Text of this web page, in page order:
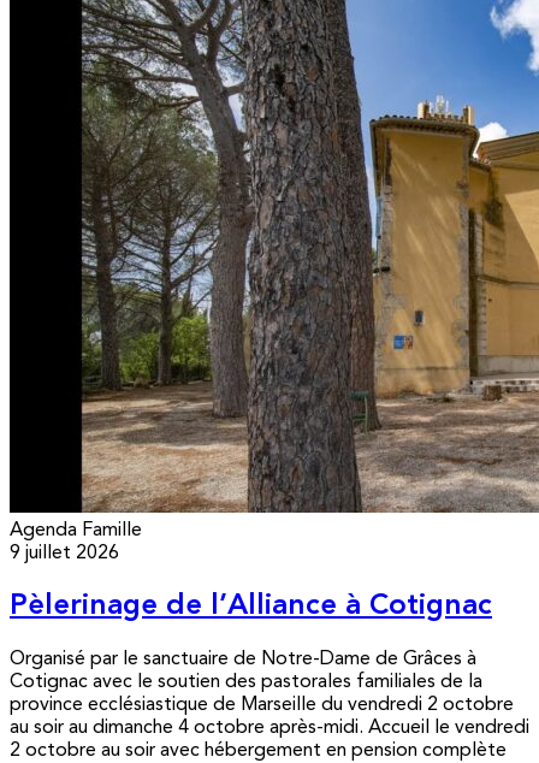
Agenda Famille
9 juillet 2026
Pèlerinage de l’Alliance à Cotignac
Organisé par le sanctuaire de Notre-Dame de Grâces à
Cotignac avec le soutien des pastorales familiales de la
province ecclésiastique de Marseille du vendredi 2 octobre
au soir au dimanche 4 octobre après-midi. Accueil le vendredi
2 octobre au soir avec hébergement en pension complète